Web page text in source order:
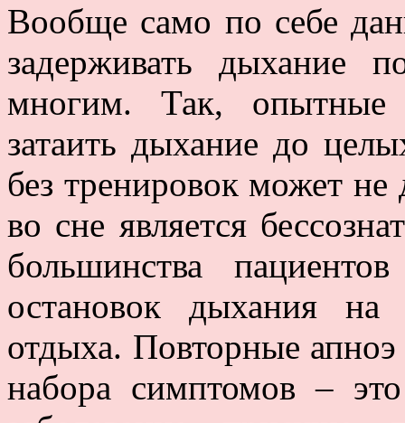
Вообще само по себе
задерживать дыхание
многим. Так, опытные
затаить дыхание до
без тренировок может
во сне является
большинства
остановок дыхания
отдыха. Повторные апноэ
набора симптомов –